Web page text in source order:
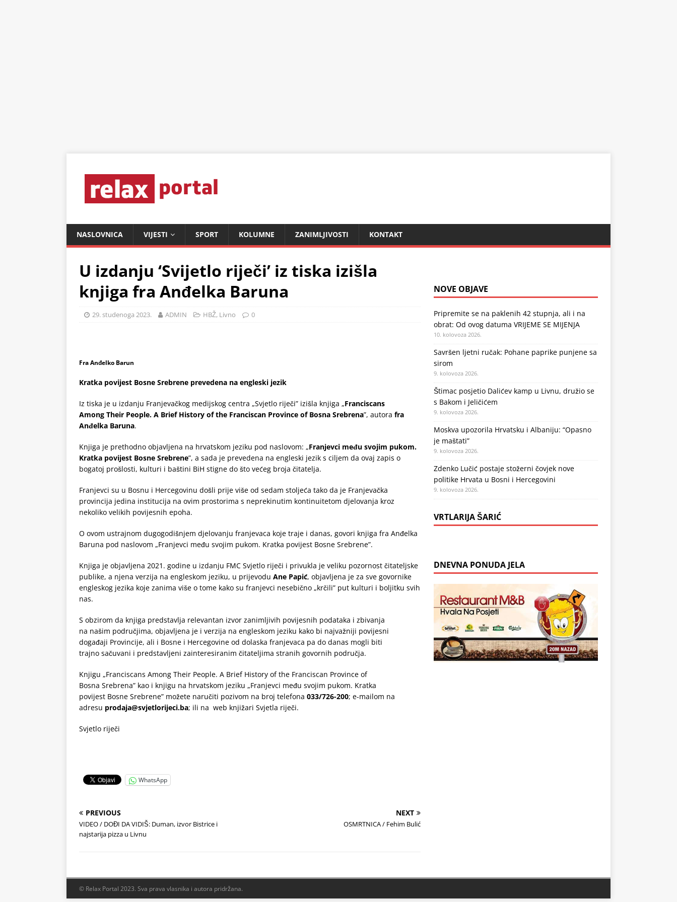
NASLOVNICA VIJESTI SPORT KOLUMNE ZANIMLJIVOSTI KONTAKT
U izdanju ‘Svijetlo riječi’ iz tiska izišla
knjiga fra Anđelka Baruna
29. studenoga 2023. ADMIN HBŽ, Livno 0
Fra Anđelko Barun
Kratka povijest Bosne Srebrene prevedena na engleski jezik
Iz tiska je u izdanju Franjevačkog medijskog centra „Svjetlo riječi” izišla knjiga „Franciscans
Among Their People. A Brief History of the Franciscan Province of Bosna Srebrena”, autora fra
Anđelka Baruna.
Knjiga je prethodno objavljena na hrvatskom jeziku pod naslovom: „Franjevci među svojim pukom.
Kratka povijest Bosne Srebrene”, a sada je prevedena na engleski jezik s ciljem da ovaj zapis o
bogatoj prošlosti, kulturi i baštini BiH stigne do što većeg broja čitatelja.
Franjevci su u Bosnu i Hercegovinu došli prije više od sedam stoljeća tako da je Franjevačka
provincija jedina institucija na ovim prostorima s neprekinutim kontinuitetom djelovanja kroz
nekoliko velikih povijesnih epoha.
O ovom ustrajnom dugogodišnjem djelovanju franjevaca koje traje i danas, govori knjiga fra Anđelka
Baruna pod naslovom „Franjevci među svojim pukom. Kratka povijest Bosne Srebrene”.
Knjiga je objavljena 2021. godine u izdanju FMC Svjetlo riječi i privukla je veliku pozornost čitateljske
publike, a njena verzija na engleskom jeziku, u prijevodu Ane Papić, objavljena je za sve govornike
engleskog jezika koje zanima više o tome kako su franjevci nesebično „krčili” put kulturi i boljitku svih
nas.
S obzirom da knjiga predstavlja relevantan izvor zanimljivih povijesnih podataka i zbivanja
na našim područjima, objavljena je i verzija na engleskom jeziku kako bi najvažniji povijesni
događaji Provincije, ali i Bosne i Hercegovine od dolaska franjevaca pa do danas mogli biti
trajno sačuvani i predstavljeni zainteresiranim čitateljima stranih govornih područja.
Knjigu „Franciscans Among Their People. A Brief History of the Franciscan Province of
Bosna Srebrena” kao i knjigu na hrvatskom jeziku „Franjevci među svojim pukom. Kratka
povijest Bosne Srebrene” možete naručiti pozivom na broj telefona 033/726-200; e-mailom na
adresu prodaja@svjetlorijeci.ba; ili na web knjižari Svjetla riječi.
Svjetlo riječi
WhatsApp
PREVIOUS
VIDEO / DOĐI DA VIDIŠ: Duman, izvor Bistrice i
najstarija pizza u Livnu
NEXT
OSMRTNICA / Fehim Bulić
NOVE OBJAVE
Pripremite se na paklenih 42 stupnja, ali i na
obrat: Od ovog datuma VRIJEME SE MIJENJA
10. kolovoza 2026.
Savršen ljetni ručak: Pohane paprike punjene sa
sirom
9. kolovoza 2026.
Štimac posjetio Dalićev kamp u Livnu, družio se
s Bakom i Jeličićem
9. kolovoza 2026.
Moskva upozorila Hrvatsku i Albaniju: “Opasno
je maštati”
9. kolovoza 2026.
Zdenko Lučić postaje stožerni čovjek nove
politike Hrvata u Bosni i Hercegovini
9. kolovoza 2026.
VRTLARIJA ŠARIĆ
DNEVNA PONUDA JELA
© Relax Portal 2023. Sva prava vlasnika i autora pridržana.